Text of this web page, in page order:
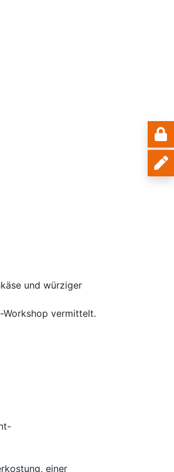
und würziger
Workshop vermittelt.
einer